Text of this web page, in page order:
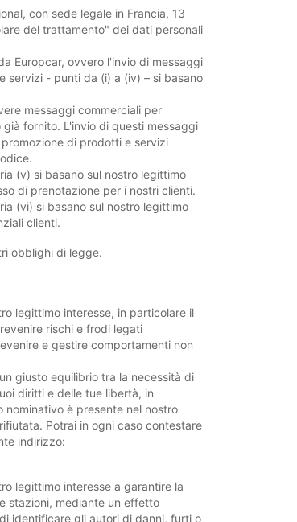
con sede legale in Francia, 13
del trattamento" dei dati personali
Europcar, ovvero l'invio di messaggi
servizi - punti da (i) a (iv) – si basano
messaggi commerciali per
fornito. L'invio di questi messaggi
di prodotti e servizi
(v) si basano sul nostro legittimo
di prenotazione per i nostri clienti.
(vi) si basano sul nostro legittimo
clienti.
obblighi di legge.
legittimo interesse, in particolare il
rischi e frodi legati
e gestire comportamenti non
giusto equilibrio tra la necessità di
diritti e delle tue libertà, in
è presente nel nostro
Potrai in ogni caso contestare
indirizzo:
legittimo interesse a garantire la
stazioni, mediante un effetto
identificare gli autori di danni, furti o